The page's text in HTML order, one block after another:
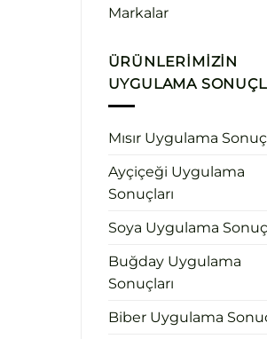
Markalar
ÜRÜNLERIMIZIN
UYGULAMA
Mısır Uygulama
Ayçiçeği Uygulama
Sonuçları
Soya Uygulama
Buğday Uygulama
Sonuçları
Biber Uygulama